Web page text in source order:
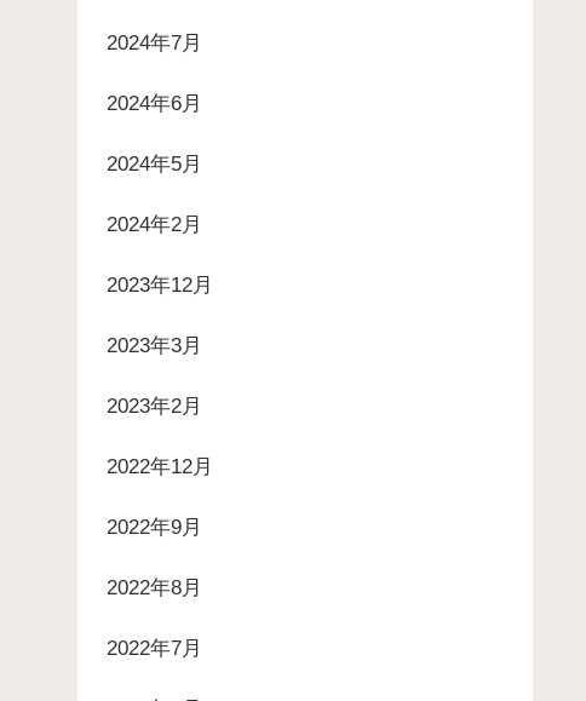
2024年7月
2024年6月
2024年5月
2024年2月
2023年12月
2023年3月
2023年2月
2022年12月
2022年9月
2022年8月
2022年7月